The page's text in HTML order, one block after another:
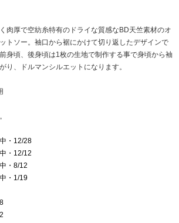
肉厚で空紡糸特有のドライな質感なBD天竺素材のオ
トソー。袖口から裾にかけて切り返したデザインで
身頃、後身頃は1枚の生地で制作する事で身頃から袖
り、ドルマンシルエットになります。
・12/28
・12/12
・8/12
・1/19